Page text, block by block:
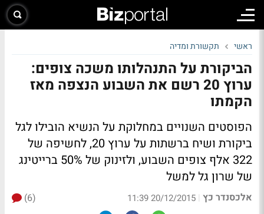
ראשי תקשורת ומדיה
הביקורת על התנהלותו משכה צופים:
ערוץ 20 רשם את השבוע הנצפה מאז
הקמתו
הפוסטים השנויים במחלוקת על הנשיא הובילו לגל
ביקורת ושיח ברשתות על ערוץ 20, לחשיפה של
322 אלף צופים השבוע, ולזינוק של 50% ברייטינג
של שרון גל למשל
אלכסנדר כץ |
20/12/2015 11:39
(6)